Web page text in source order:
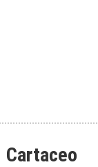
Cartaceo